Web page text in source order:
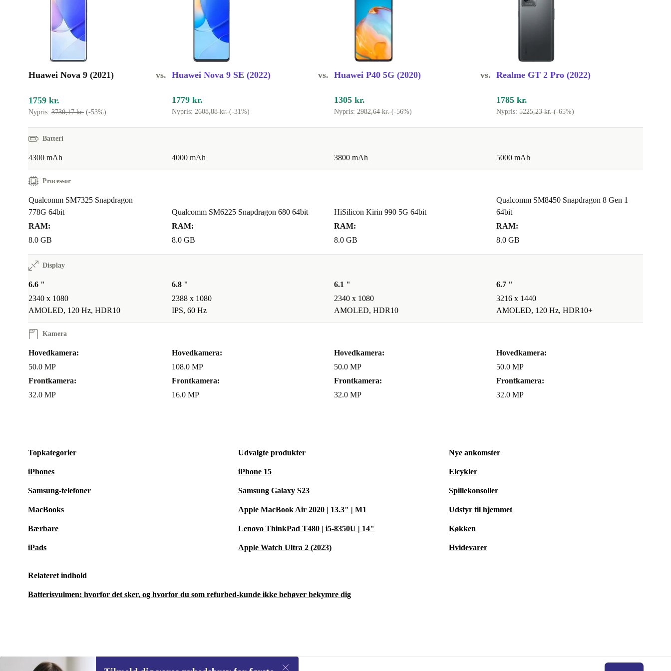
gunstige pris gør, at du ikke kun skåner miljøet, men også din
bankkonto.
Alle vores enheder, herunder også refurbed Huawei Nova 9, sælges
med carefree-pakken: mindst 12 måneders garanti, 30 dages
prøveperiode og vores fremragende kundeservice.
Huawei Nova 9 (2021) vs. Huawei Nova 9 SE (2022) vs. Huawei P40 5G (2020) vs. Realme GT 2 Pro (2022)
1759 kr.
Nypris: 3730,17 kr. (-53%)
1779 kr.
Nypris: 2608,88 kr.(-31%)
1305 kr.
Nypris: 2982,64 kr.(-56%)
1785 kr.
Nypris: 5225,23 kr.(-65%)
Batteri
4300 mAh 4000 mAh 3800 mAh 5000 mAh
Processor
Qualcomm SM7325 Snapdragon
778G 64bit
RAM:
8.0 GB
Qualcomm SM6225 Snapdragon 680 64bit
RAM:
8.0 GB
HiSilicon Kirin 990 5G 64bit
RAM:
8.0 GB
Qualcomm SM8450 Snapdragon 8 Gen 1
64bit
RAM:
8.0 GB
Display
6.6 "
2340 x 1080
AMOLED, 120 Hz, HDR10
6.8 "
2388 x 1080
IPS, 60 Hz
6.1 "
2340 x 1080
AMOLED, HDR10
6.7 "
3216 x 1440
AMOLED, 120 Hz, HDR10+
Kamera
Hovedkamera:
50.0 MP
Frontkamera:
32.0 MP
Hovedkamera:
108.0 MP
Frontkamera:
16.0 MP
Hovedkamera:
50.0 MP
Frontkamera:
32.0 MP
Hovedkamera:
50.0 MP
Frontkamera:
32.0 MP
Topkategorier
iPhones
Samsung-telefoner
MacBooks
Bærbare
iPads
Udvalgte produkter
iPhone 15
Samsung Galaxy S23
Apple MacBook Air 2020 | 13.3" | M1
Lenovo ThinkPad T480 | i5-8350U | 14"
Apple Watch Ultra 2 (2023)
Nye ankomster
Elcykler
Spillekonsoller
Udstyr til hjemmet
Køkken
Hvidevarer
Relateret indhold
Batterisvulmen: hvorfor det sker, og hvorfor du som refurbed-kunde ikke behøver bekymre dig